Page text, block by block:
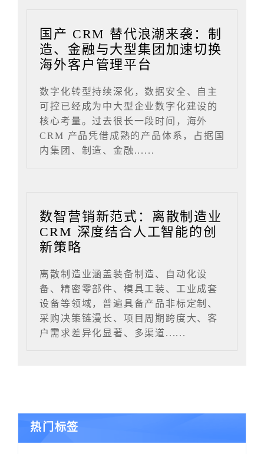
国产 CRM 替代浪潮来袭：制
造、金融与大型集团加速切换
海外客户管理平台
数字化转型持续深化，数据安全、自主
可控已经成为中大型企业数字化建设的
核心考量。过去很长一段时间，海外
CRM 产品凭借成熟的产品体系，占据国
内集团、制造、金融......
数智营销新范式：离散制造业
CRM 深度结合人工智能的创
新策略
离散制造业涵盖装备制造、自动化设
备、精密零部件、模具工装、工业成套
设备等领域，普遍具备产品非标定制、
采购决策链漫长、项目周期跨度大、客
户需求差异化显著、多渠道......
热门标签